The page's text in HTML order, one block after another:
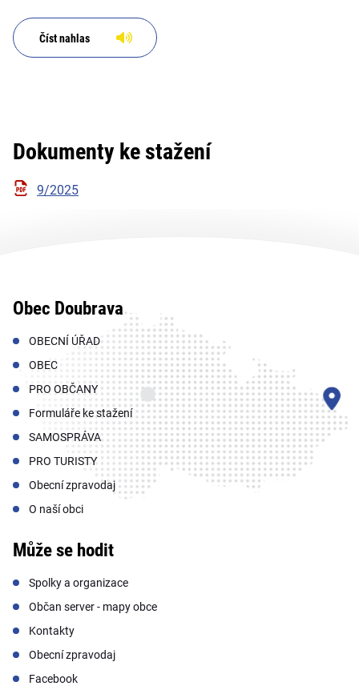
Číst nahlas
Dokumenty ke stažení
9/2025
Obec Doubrava
OBECNÍ ÚŘAD
OBEC
PRO OBČANY
Formuláře ke stažení
SAMOSPRÁVA
PRO TURISTY
Obecní zpravodaj
O naší obci
Může se hodit
Spolky a organizace
Občan server - mapy obce
Kontakty
Obecní zpravodaj
Facebook